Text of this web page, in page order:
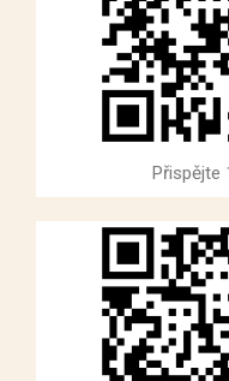
Přispějte